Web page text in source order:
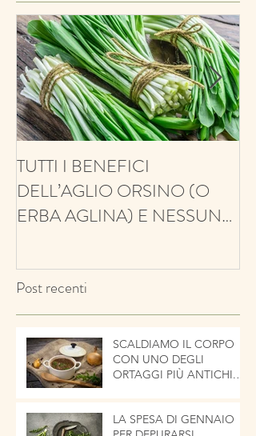
TUTTI I BENEFICI
DELL’AGLIO ORSINO (O
ERBA AGLINA) E NESSUN
Post recenti
SCALDIAMO IL CORPO
CON UNO DEGLI
ORTAGGI PIÙ ANTICHI.
LA SPESA DI GENNAIO